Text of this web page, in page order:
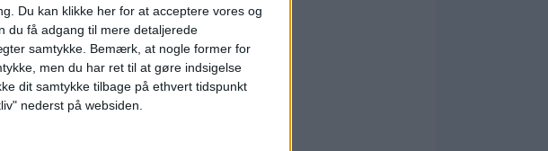
Du kan klikke her for at acceptere vores og
du få adgang til mere detaljerede
samtykke. Bemærk, at nogle former for
men du har ret til at gøre indsigelse
dit samtykke tilbage på ethvert tidspunkt
nederst på websiden.
13 (100%)